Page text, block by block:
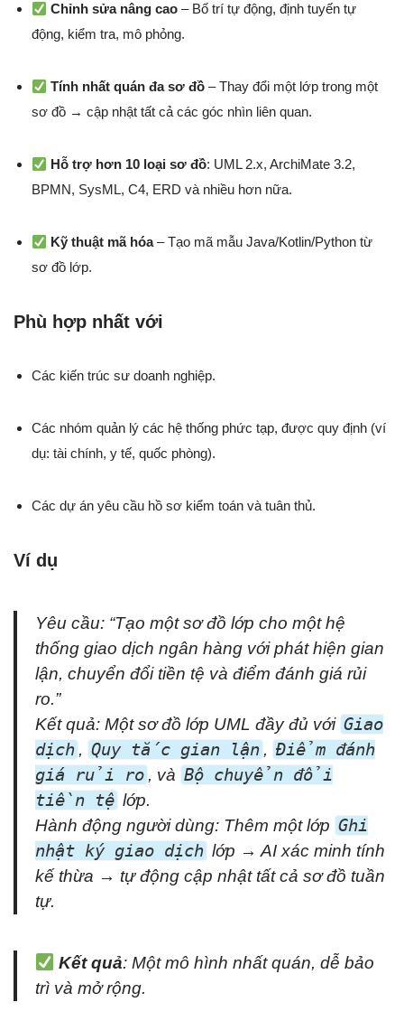
Chỉnh sửa nâng cao – Bố trí tự động, định tuyến tự
động, kiểm tra, mô phỏng.
Tính nhất quán đa sơ đồ – Thay đổi một lớp trong một
sơ đồ → cập nhật tất cả các góc nhìn liên quan.
Hỗ trợ hơn 10 loại sơ đồ: UML 2.x, ArchiMate 3.2,
BPMN, SysML, C4, ERD và nhiều hơn nữa.
Kỹ thuật mã hóa– Tạo mã mẫu Java/Kotlin/Python từ
sơ đồ lớp.
Phù hợp nhất với
Các kiến trúc sư doanh nghiệp.
Các nhóm quản lý các hệ thống phức tạp, được quy định (ví
dụ: tài chính, y tế, quốc phòng).
Các dự án yêu cầu hồ sơ kiểm toán và tuân thủ.
Ví dụ
Yêu cầu: “Tạo một sơ đồ lớp cho một hệ
thống giao dịch ngân hàng với phát hiện gian
lận, chuyển đổi tiền tệ và điểm đánh giá rủi
ro.”
Kết quả: Một sơ đồ lớp UML đầy đủ với Giao
dịch , Quy tắc gian lận , Điểm đánh
giá rủi ro , và Bộ chuyển đổi
tiền tệ lớp.
Hành động người dùng: Thêm một lớp Ghi
nhật ký giao dịch lớp → AI xác minh tính
kế thừa → tự động cập nhật tất cả sơ đồ tuần
tự.
Kết quả: Một mô hình nhất quán, dễ bảo
trì và mở rộng.